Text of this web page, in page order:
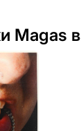
Magas